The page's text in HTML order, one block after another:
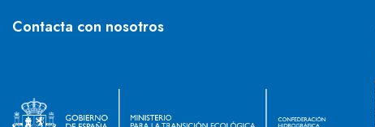
Contacta con nosotros